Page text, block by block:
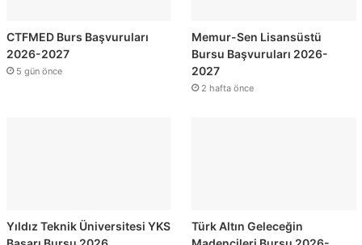
CTFMED Burs Başvuruları
2026-2027
5 gün önce
Memur-Sen Lisansüstü
Bursu Başvuruları 2026-
2027
2 hafta önce
Yıldız Teknik Üniversitesi YKS
Türk Altın Geleceğin